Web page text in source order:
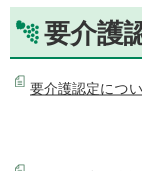
要介護
要介護認定につ